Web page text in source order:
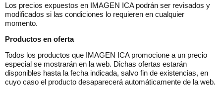
Los precios expuestos en IMAGEN ICA podrán ser revisados y
modificados si las condiciones lo requieren en cualquier
momento.
Productos en oferta
Todos los productos que IMAGEN ICA promocione a un precio
especial se mostrarán en la web. Dichas ofertas estarán
disponibles hasta la fecha indicada, salvo fin de existencias, en
cuyo caso el producto desaparecerá automáticamente de la web.